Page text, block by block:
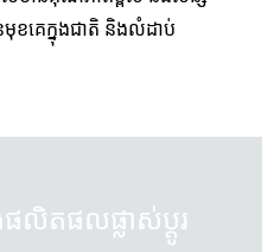
គេក្នុងជាតិ និងលំដាប់
ផលិតផលផ្លាស់ប្តូរ